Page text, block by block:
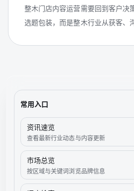
整木门店内容运营需要回到客户决
选题包装，而是整木行业从获客、
常用入口
资讯速览
查看最新行业动态与内容更新
市场总览
按区域与关键词浏览品牌信息